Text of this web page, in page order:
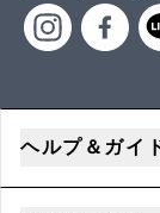
ヘルプ＆ガイ